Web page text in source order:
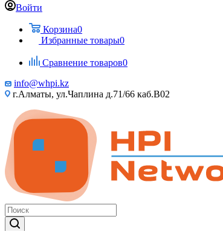
Войти
Корзина0
Избранные товары0
Сравнение товаров0
info@whpi.kz
г.Алматы, ул.Чаплина д.71/66 каб.B02